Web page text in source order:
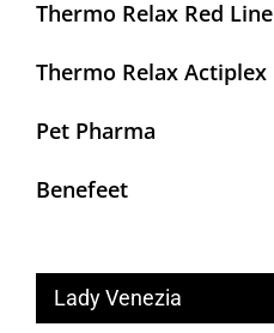
Thermo Relax Red Line
Thermo Relax Actiplex
Pet Pharma
Benefeet
Lady Venezia